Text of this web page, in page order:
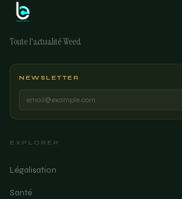
Toute l'actualité Weed
NEWSLETTER
EXPLORER
Légalisation
Santé